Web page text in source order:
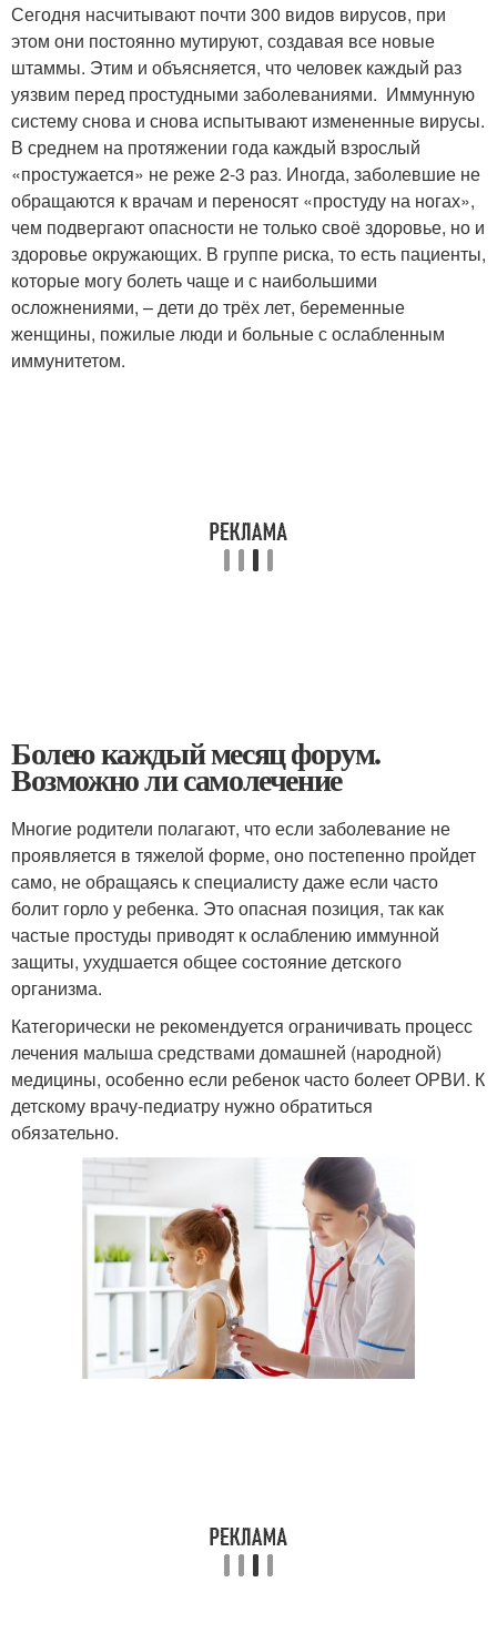
Сегодня насчитывают почти 300 видов вирусов, при
этом они постоянно мутируют, создавая все новые
штаммы. Этим и объясняется, что человек каждый раз
уязвим перед простудными заболеваниями. Иммунную
систему снова и снова испытывают измененные вирусы.
В среднем на протяжении года каждый взрослый
«простужается» не реже 2-3 раз. Иногда, заболевшие не
обращаются к врачам и переносят «простуду на ногах»,
чем подвергают опасности не только своё здоровье, но и
здоровье окружающих. В группе риска, то есть пациенты,
которые могу болеть чаще и с наибольшими
осложнениями, – дети до трёх лет, беременные
женщины, пожилые люди и больные с ослабленным
иммунитетом.
Болею каждый месяц форум.
Возможно ли самолечение
Многие родители полагают, что если заболевание не
проявляется в тяжелой форме, оно постепенно пройдет
само, не обращаясь к специалисту даже если часто
болит горло у ребенка. Это опасная позиция, так как
частые простуды приводят к ослаблению иммунной
защиты, ухудшается общее состояние детского
организма.
Категорически не рекомендуется ограничивать процесс
лечения малыша средствами домашней (народной)
медицины, особенно если ребенок часто болеет ОРВИ. К
детскому врачу-педиатру нужно обратиться
обязательно.